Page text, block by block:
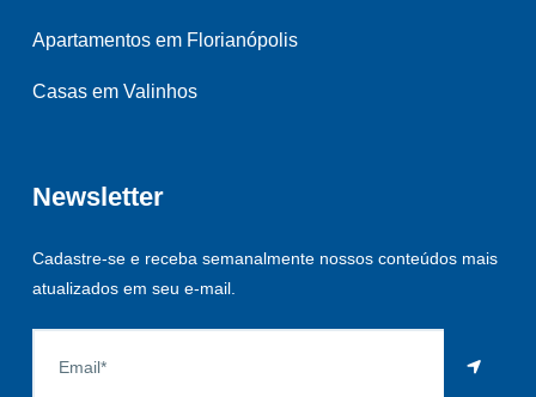
Apartamentos em Florianópolis
Casas em Valinhos
Newsletter
Cadastre-se e receba semanalmente nossos conteúdos mais
atualizados em seu e-mail.